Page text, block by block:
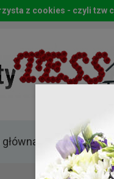
z cookies - czyli tzw